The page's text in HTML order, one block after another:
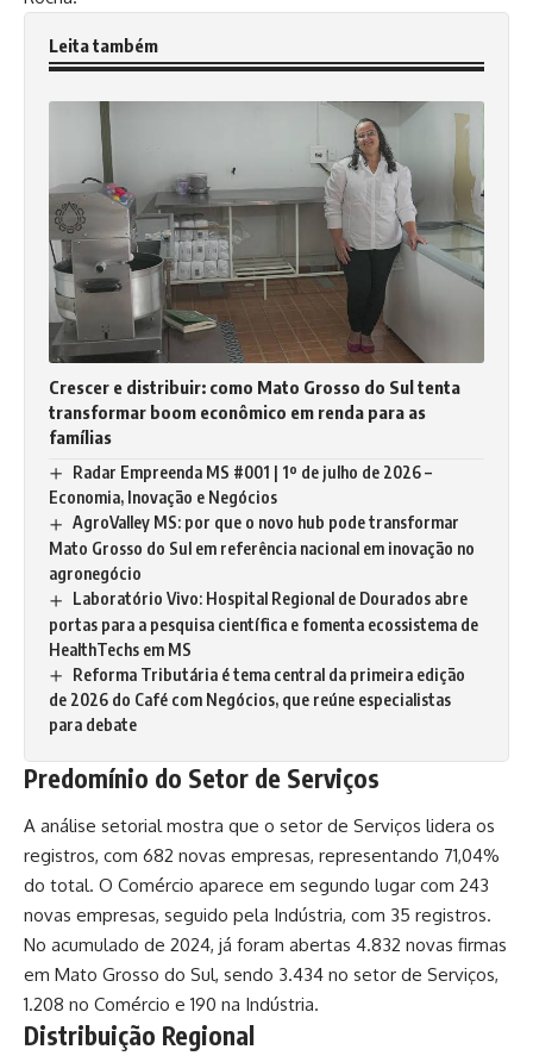
Leita também
Crescer e distribuir: como Mato Grosso do Sul tenta
transformar boom econômico em renda para as
famílias
Radar Empreenda MS #001 | 1º de julho de 2026 –
Economia, Inovação e Negócios
AgroValley MS: por que o novo hub pode transformar
Mato Grosso do Sul em referência nacional em inovação no
agronegócio
Laboratório Vivo: Hospital Regional de Dourados abre
portas para a pesquisa científica e fomenta ecossistema de
HealthTechs em MS
Reforma Tributária é tema central da primeira edição
de 2026 do Café com Negócios, que reúne especialistas
para debate
Predomínio do Setor de Serviços
A análise setorial mostra que o setor de Serviços lidera os
registros, com 682 novas empresas, representando 71,04%
do total. O Comércio aparece em segundo lugar com 243
novas empresas, seguido pela Indústria, com 35 registros.
No acumulado de 2024, já foram abertas 4.832 novas firmas
em Mato Grosso do Sul, sendo 3.434 no setor de Serviços,
1.208 no Comércio e 190 na Indústria.
Distribuição Regional